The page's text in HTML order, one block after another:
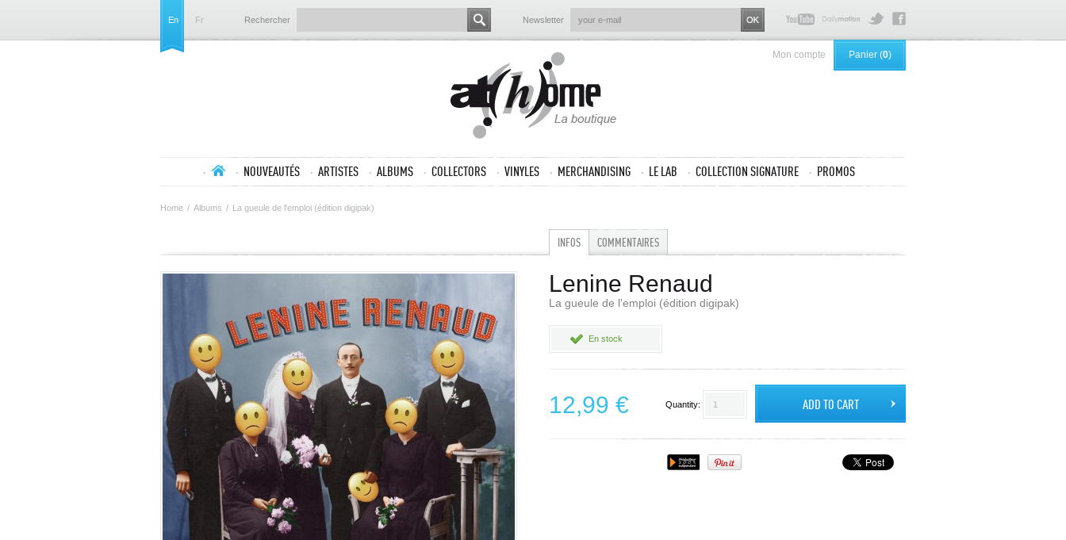
En Fr Rechercher Newsletter
Mon compte Panier (0)
NOUVEAUTÉS ARTISTES ALBUMS COLLECTORS VINYLES MERCHANDISING LE LAB COLLECTION SIGNATURE PROMOS
Home / Albums / La gueule de l'emploi (édition digipak)
INFOS COMMENTAIRES
Lenine Renaud
La gueule de l'emploi (édition digipak)
En stock
Quantity:
12,99 €